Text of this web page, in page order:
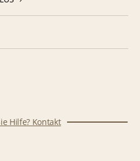
Hilfe? Kontakt